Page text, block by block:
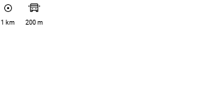
1 km 200 m